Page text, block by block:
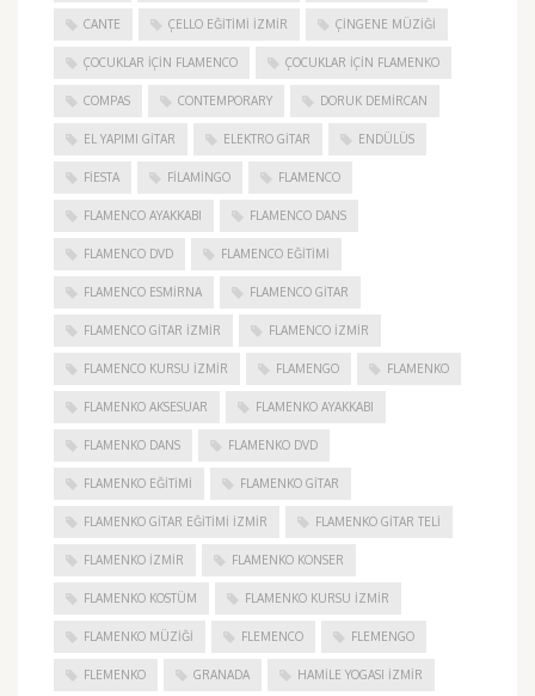
CANTE ÇELLO EĞITIMI İZMIR ÇINGENE MÜZIĞI
ÇOCUKLAR IÇIN FLAMENCO ÇOCUKLAR IÇIN FLAMENKO
COMPAS CONTEMPORARY DORUK DEMIRCAN
EL YAPIMI GITAR ELEKTRO GITAR ENDÜLÜS
FIESTA FILAMINGO FLAMENCO
FLAMENCO AYAKKABI FLAMENCO DANS
FLAMENCO DVD FLAMENCO EĞITIMI
FLAMENCO ESMIRNA FLAMENCO GITAR
FLAMENCO GITAR İZMIR FLAMENCO IZMIR
FLAMENCO KURSU İZMIR FLAMENGO FLAMENKO
FLAMENKO AKSESUAR FLAMENKO AYAKKABI
FLAMENKO DANS FLAMENKO DVD
FLAMENKO EĞITIMI FLAMENKO GITAR
FLAMENKO GITAR EĞITIMI İZMIR FLAMENKO GITAR TELI
FLAMENKO IZMIR FLAMENKO KONSER
FLAMENKO KOSTÜM FLAMENKO KURSU İZMIR
FLAMENKO MÜZIĞI FLEMENCO FLEMENGO
FLEMENKO GRANADA HAMILE YOGASI İZMIR